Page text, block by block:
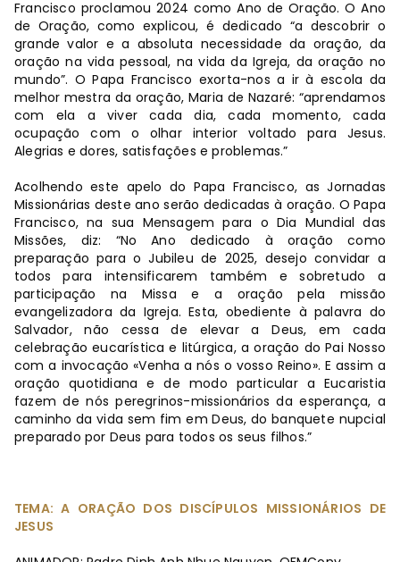
Francisco proclamou 2024 como Ano de Oração. O Ano
de Oração, como explicou, é dedicado “a descobrir o
grande valor e a absoluta necessidade da oração, da
oração na vida pessoal, na vida da Igreja, da oração no
mundo”. O Papa Francisco exorta-nos a ir à escola da
melhor mestra da oração, Maria de Nazaré: “aprendamos
com ela a viver cada dia, cada momento, cada
ocupação com o olhar interior voltado para Jesus.
Alegrias e dores, satisfações e problemas.”
Acolhendo este apelo do Papa Francisco, as Jornadas
Missionárias deste ano serão dedicadas à oração. O Papa
Francisco, na sua Mensagem para o Dia Mundial das
Missões, diz: “No Ano dedicado à oração como
preparação para o Jubileu de 2025, desejo convidar a
todos para intensificarem também e sobretudo a
participação na Missa e a oração pela missão
evangelizadora da Igreja. Esta, obediente à palavra do
Salvador, não cessa de elevar a Deus, em cada
celebração eucarística e litúrgica, a oração do Pai Nosso
com a invocação «Venha a nós o vosso Reino». E assim a
oração quotidiana e de modo particular a Eucaristia
fazem de nós peregrinos-missionários da esperança, a
caminho da vida sem fim em Deus, do banquete nupcial
preparado por Deus para todos os seus filhos.”
TEMA: A ORAÇÃO DOS DISCÍPULOS MISSIONÁRIOS DE
JESUS